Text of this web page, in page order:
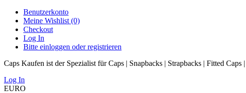
Benutzerkonto
Meine Wishlist (0)
Checkout
Log In
Bitte einloggen oder registrieren
Caps Kaufen ist der Spezialist für Caps | Snapbacks | Strapbacks | Fitted
Log In
EURO